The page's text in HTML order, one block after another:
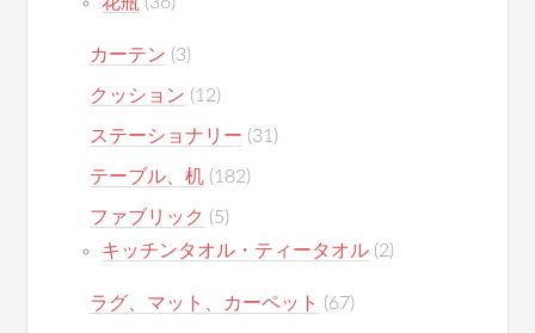
カーテン (3)
クッション (12)
ステーショナリー (31)
テーブル、机 (182)
ファブリック (5)
キッチンタオル・ティータオル (2)
ラグ、マット、カーペット (67)